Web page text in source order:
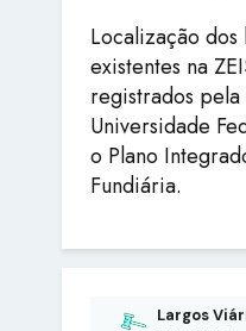
Localização
existentes na
registrados
Universidade
o Plano
Fundiária.